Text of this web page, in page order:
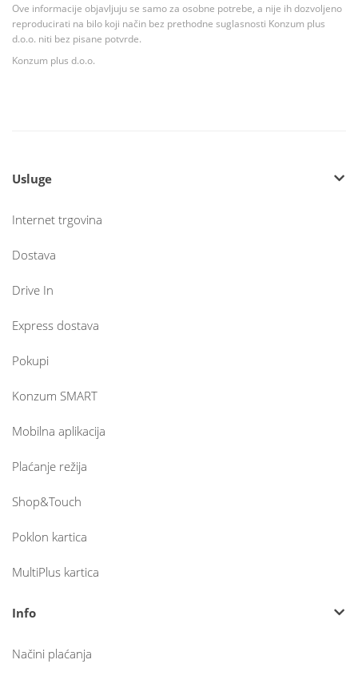
Ove informacije objavljuju se samo za osobne potrebe, a nije ih dozvoljeno
reproducirati na bilo koji način bez prethodne suglasnosti Konzum plus
d.o.o. niti bez pisane potvrde.
Konzum plus d.o.o.
Usluge
Internet trgovina
Dostava
Drive In
Express dostava
Pokupi
Konzum SMART
Mobilna aplikacija
Plaćanje režija
Shop&Touch
Poklon kartica
MultiPlus kartica
Info
Načini plaćanja